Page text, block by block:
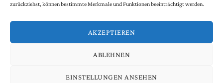
zurückziehst, können bestimmte Merkmale und Funktionen beeinträchtigt werden.
AKZEPTIEREN
ABLEHNEN
EINSTELLUNGEN ANSEHEN